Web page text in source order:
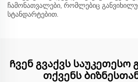
ჩამონათვალები, რომლებიც
სტანდარტებით.
Ჩვენ გვაქვს
თქვენს